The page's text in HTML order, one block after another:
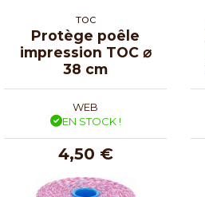
TOC
Protège poêle
impression TOC ⌀
38 cm
WEB
EN STOCK !
4,50 €